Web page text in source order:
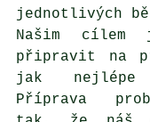
jednotlivých
Našim
připravit na
jak nejlépe
Příprava